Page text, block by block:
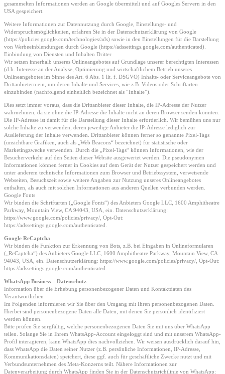
gesammelten Informationen werden an Google übermittelt und auf Googles Servern in den
USA gespeichert.
Weitere Informationen zur Datennutzung durch Google, Einstellungs- und
Widerspruchsmöglichkeiten, erfahren Sie in der Datenschutzerklärung von Google
(https://policies.google.com/technologies/ads) sowie in den Einstellungen für die Darstellung
von Werbeeinblendungen durch Google (https://adssettings.google.com/authenticated).
Einbindung von Diensten und Inhalten Dritter
Wir setzen innerhalb unseres Onlineangebotes auf Grundlage unserer berechtigten Interessen
(d.h. Interesse an der Analyse, Optimierung und wirtschaftlichem Betrieb unseres
Onlineangebotes im Sinne des Art. 6 Abs. 1 lit. f. DSGVO) Inhalts- oder Serviceangebote von
Drittanbietern ein, um deren Inhalte und Services, wie z.B. Videos oder Schriftarten
einzubinden (nachfolgend einheitlich bezeichnet als “Inhalte”).
Dies setzt immer voraus, dass die Drittanbieter dieser Inhalte, die IP-Adresse der Nutzer
wahrnehmen, da sie ohne die IP-Adresse die Inhalte nicht an deren Browser senden könnten.
Die IP-Adresse ist damit für die Darstellung dieser Inhalte erforderlich. Wir bemühen uns nur
solche Inhalte zu verwenden, deren jeweilige Anbieter die IP-Adresse lediglich zur
Auslieferung der Inhalte verwenden. Drittanbieter können ferner so genannte Pixel-Tags
(unsichtbare Grafiken, auch als „Web Beacons“ bezeichnet) für statistische oder
Marketingzwecke verwenden. Durch die „Pixel-Tags“ können Informationen, wie der
Besucherverkehr auf den Seiten dieser Website ausgewertet werden. Die pseudonymen
Informationen können ferner in Cookies auf dem Gerät der Nutzer gespeichert werden und
unter anderem technische Informationen zum Browser und Betriebssystem, verweisende
Webseiten, Besuchszeit sowie weitere Angaben zur Nutzung unseres Onlineangebotes
enthalten, als auch mit solchen Informationen aus anderen Quellen verbunden werden.
Google Fonts
Wir binden die Schriftarten („Google Fonts“) des Anbieters Google LLC, 1600 Amphitheatre
Parkway, Mountain View, CA 94043, USA, ein. Datenschutzerklärung:
https://www.google.com/policies/privacy/, Opt-Out:
https://adssettings.google.com/authenticated.
Google ReCaptcha
Wir binden die Funktion zur Erkennung von Bots, z.B. bei Eingaben in Onlineformularen
(„ReCaptcha“) des Anbieters Google LLC, 1600 Amphitheatre Parkway, Mountain View, CA
94043, USA, ein. Datenschutzerklärung: https://www.google.com/policies/privacy/, Opt-Out:
https://adssettings.google.com/authenticated.
WhatsApp Business – Datenschutz
Information über die Erhebung personenbezogener Daten und Kontaktdaten des
Verantwortlichen
Im Folgenden informieren wir Sie über den Umgang mit Ihren personenbezogenen Daten.
Hierbei sind personenbezogene Daten alle Daten, mit denen Sie persönlich identifiziert
werden können.
Bitte prüfen Sie sorgfältig, welche personenbezogenen Daten Sie mit uns über WhatsApp
teilen. Solange Sie in Ihrem WhatsApp-Account eingeloggt sind und mit unserem WhatsApp-
Profil interagieren, kann WhatsApp dies nachvollziehen. Wir weisen ausdrücklich darauf hin,
dass WhatsApp die Daten seiner Nutzer (z.B. persönliche Informationen, IP-Adresse,
Kommunikationsdaten) speichert, diese ggf. auch für geschäftliche Zwecke nutzt und mit
Verbundsunternehmen des Meta-Konzerns teilt. Nähere Informationen zur
Datenverarbeitung durch WhatsApp finden Sie in der Datenschutzrichtlinie von WhatsApp: